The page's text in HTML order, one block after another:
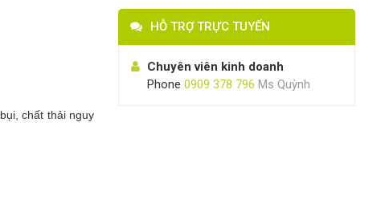
chất thải nguy
HỖ TRỢ TRỰC TUYẾN
Chuyên viên kinh doanh
Phone 0909 378 796 Ms Quỳnh